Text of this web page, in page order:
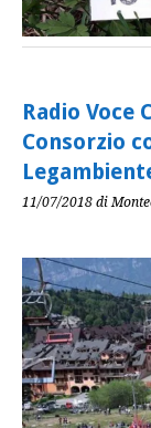
Radio Voce
Consorzio
11/07/2018 di